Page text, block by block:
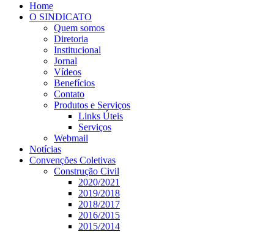
Home
O SINDICATO
Quem somos
Diretoria
Institucional
Jornal
Vídeos
Benefícios
Contato
Produtos e Serviços
Links Úteis
Serviços
Webmail
Notícias
Convenções Coletivas
Construção Civil
2020/2021
2019/2018
2018/2017
2016/2015
2015/2014